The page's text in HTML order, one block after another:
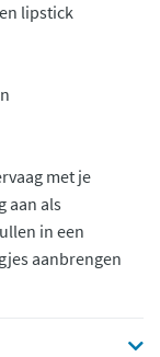
lipstick
met je
aan als
in een
aanbrengen